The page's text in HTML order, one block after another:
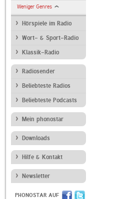
Weniger Genres
Hörspiele im Radio
Wort- & Sport-Radio
Klassik-Radio
Radiosender
Beliebteste Radios
Beliebteste Podcasts
Mein phonostar
Downloads
Hilfe & Kontakt
Newsletter
PHONOSTAR AUF